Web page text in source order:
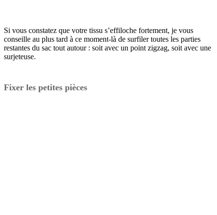
Si vous constatez que votre tissu s’effiloche fortement, je vous
conseille au plus tard à ce moment-là de surfiler toutes les parties
restantes du sac tout autour : soit avec un point zigzag, soit avec une
surjeteuse.
Fixer les petites pièces